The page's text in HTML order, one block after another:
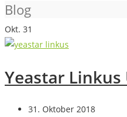
Blog
Okt. 31
Yeastar Linkus
31. Oktober 2018